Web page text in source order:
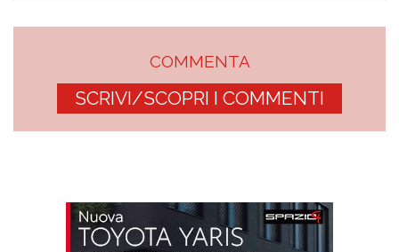
COMMENTA
SCRIVI/SCOPRI I COMMENTI